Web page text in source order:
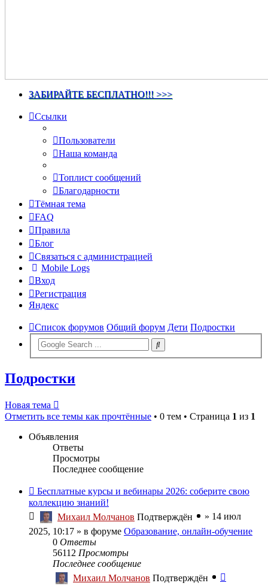
ЗАБИРАЙТЕ БЕСПЛАТНО!!! >>>
Ссылки
Пользователи
Наша команда
Топлист сообщений
Благодарности
Тёмная тема
FAQ
Правила
Блог
Связаться с администрацией
Mobile Logs
Вход
Регистрация
Яндекс
Список форумов Общий форум Дети Подростки
Подростки
Новая тема
Отметить все темы как прочтённые • 0 тем • Страница 1 из 1
Объявления
Ответы
Просмотры
Последнее сообщение
Бесплатные курсы и вебинары 2026: соберите свою
коллекцию знаний!
Михаил Молчанов Подтверждён » 14 июл
2025, 10:17 » в форуме Образование, онлайн-обучение
0 Ответы
56112 Просмотры
Последнее сообщение
Михаил Молчанов Подтверждён